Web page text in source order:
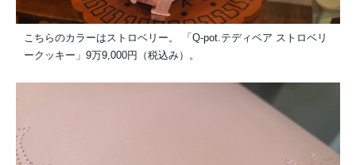
こちらのカラーはストロベリー。 「Q-pot.テディベア ストロベリ
ークッキー」9万9,000円（税込み）。